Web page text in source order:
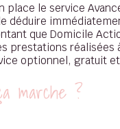
place le service
déduire
que Domicile
prestations réalisées
optionnel, gratuit
marche ?